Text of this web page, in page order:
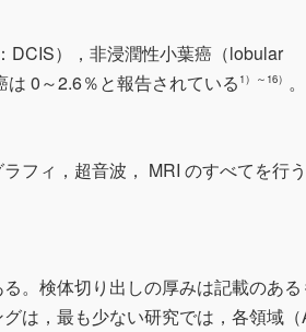
DCIS），非浸潤性小葉癌（lobular
0～2.6％と報告されている 1）～16） 。
フィ，超音波， MRI のすべてを行
。検体切り出しの厚みは記載のある
は，最も少ない研究では，各領域（